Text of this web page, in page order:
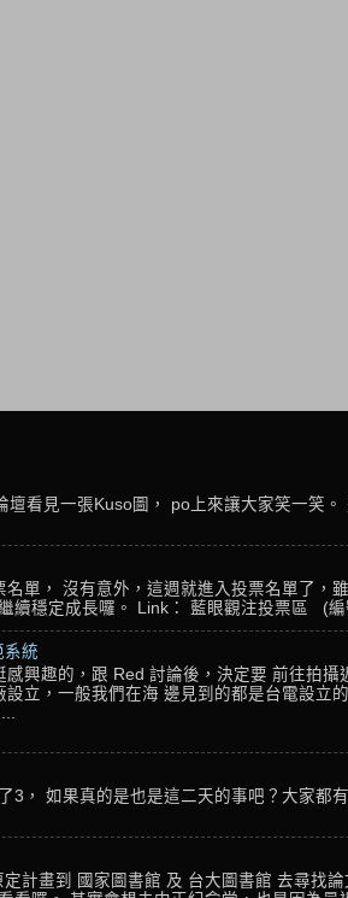
壇看見一張Kuso圖， po上來讓大家笑一笑
單， 沒有意外，這週就進入投票名單了，
續穩定成長囉。 Link： 藍眼觀注投票區 (
系統
興趣的，跟 Red 討論後，決定要 前往拍
立，一般我們在海 邊見到的都是台電設立
3， 如果真的是也是這二天的事吧？大家都
計畫到 國家圖書館 及 台大圖書館 去尋找